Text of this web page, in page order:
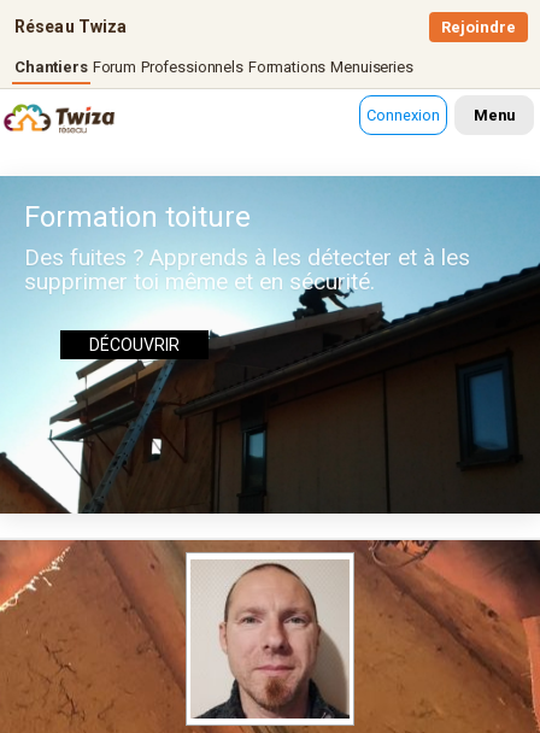
Réseau Twiza
Chantiers Forum Professionnels Formations Menuiseries
Rejoindre
Connexion Menu
Formation toiture
Des fuites ? Apprends à les détecter et à les
supprimer toi même et en sécurité.
DÉCOUVRIR